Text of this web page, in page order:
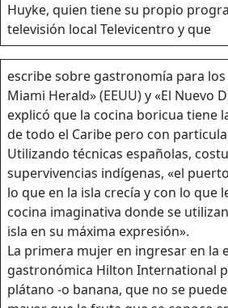
Huyke, quien tiene su propio
televisión local Televicentro y que
escribe sobre gastronomía para
Miami Herald» (EEUU) y «El Nuevo
explicó que la cocina boricua tiene
de todo el Caribe pero con
Utilizando técnicas españolas,
supervivencias indígenas, «el
lo que en la isla crecía y con lo que
cocina imaginativa donde se
isla en su máxima expresión».
La primera mujer en ingresar en la
gastronómica Hilton International
plátano -o banana, que no se